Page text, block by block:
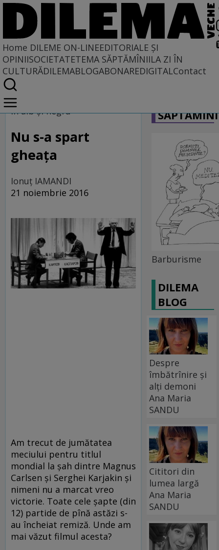
Home DILEME ON-LINEEDITORIALE ȘI
OPINIISOCIETATETEMA SĂPTĂMÎNIILA ZI ÎN
CULTURĂDILEMABLOGABONAREDIGITALContact
Home
Dileme on-line
În alb şi negru
Nu s-a spart
gheața
Ionuţ IAMANDI
21 noiembrie 2016
Am trecut de jumătatea
meciului pentru titlul
mondial la șah dintre Magnus
Carlsen și Serghei Karjakin și
nimeni nu a marcat vreo
victorie. Toate cele șapte (din
12) partide de pînă astăzi s-
au încheiat remiză. Unde am
mai văzut filmul acesta?
Barburisme
DILEMA
BLOG
Despre
îmbătrînire și
alți demoni
Ana Maria
SANDU
Cititori din
lumea largă
Ana Maria
SANDU